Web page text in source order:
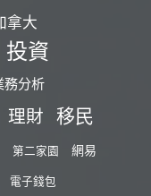
拿大
投資
務分析
理財 移民
第二家園 網易
電子錢包